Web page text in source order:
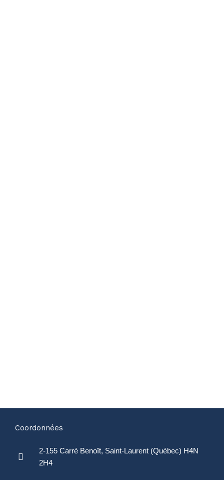
Coordonnées
2-155 Carré Benoît, Saint-Laurent (Québec) H4N
2H4